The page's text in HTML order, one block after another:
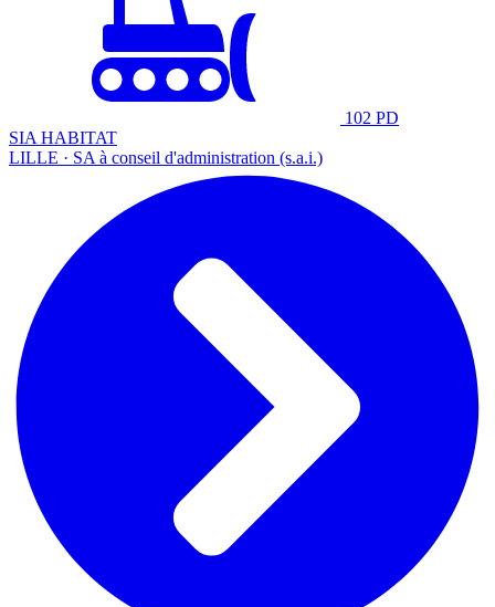
102 PD
SIA HABITAT
LILLE · SA à conseil d'administration (s.a.i.)